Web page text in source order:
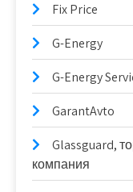
Fix Price
G-Energy
G-Energy
GarantAvto
Glassguard,
компания